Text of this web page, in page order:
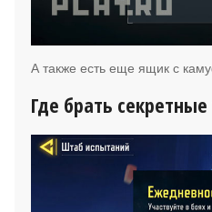
А также есть еще ящик с
Где брать